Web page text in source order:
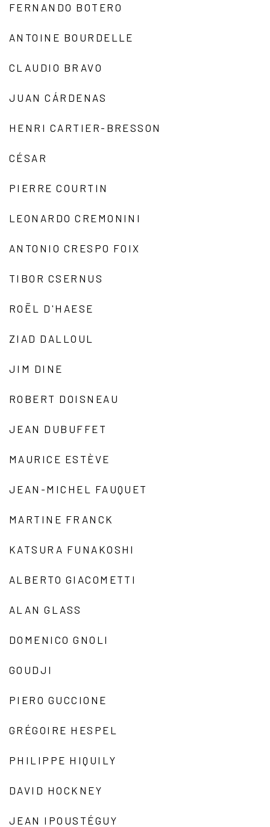
FERNANDO BOTERO
ANTOINE BOURDELLE
CLAUDIO BRAVO
JUAN CÁRDENAS
HENRI CARTIER-BRESSON
CÉSAR
PIERRE COURTIN
LEONARDO CREMONINI
ANTONIO CRESPO FOIX
TIBOR CSERNUS
ROËL D'HAESE
ZIAD DALLOUL
JIM DINE
ROBERT DOISNEAU
JEAN DUBUFFET
MAURICE ESTÈVE
JEAN-MICHEL FAUQUET
MARTINE FRANCK
KATSURA FUNAKOSHI
ALBERTO GIACOMETTI
ALAN GLASS
DOMENICO GNOLI
GOUDJI
PIERO GUCCIONE
GRÉGOIRE HESPEL
PHILIPPE HIQUILY
DAVID HOCKNEY
JEAN IPOUSTÉGUY